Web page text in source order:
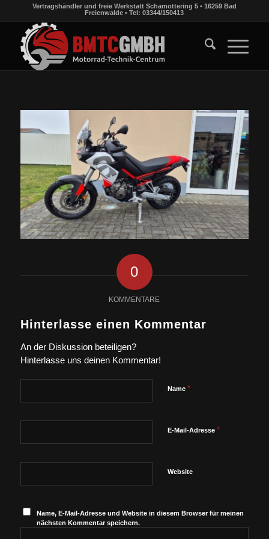
Vertragshändler und freie Werkstatt Schamottering 5 • 16259 Bad
Freienwalde • Tel: 03344/150413
0
KOMMENTARE
Hinterlasse einen Kommentar
An der Diskussion beteiligen?
Hinterlasse uns deinen Kommentar!
Name *
E-Mail-Adresse *
Website
Name, E-Mail-Adresse und Website in diesem Browser für meinen
nächsten Kommentar speichern.